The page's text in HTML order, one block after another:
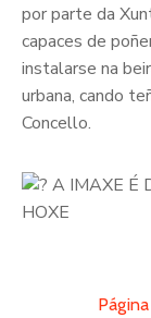
por parte da
capaces de
instalarse na
urbana, cando
Concello.
A IMAXE É
HOXE